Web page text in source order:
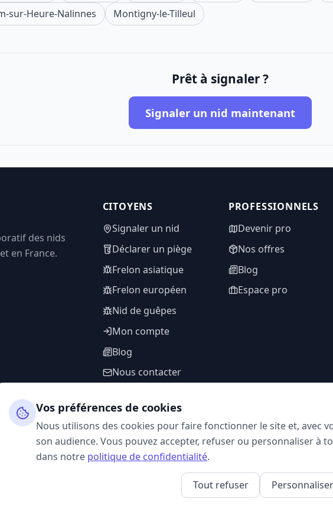
sur-Heure-Nalinnes
Montigny-le-Tilleul
Prêt à signaler ?
Signaler un nid maintenant
des nids
en France.
CITOYENS
Signaler un nid
Déclarer un piège
Frelon asiatique
Frelon européen
Nid de guêpes
Mon compte
Blog
Nous contacter
PROFESSIONNELS
Devenir pro
Nos offres
Blog
Espace pro
SUIVEZ-NOUS
Vos préférences de cookies
Nous utilisons des cookies pour faire fonctionner le site et, avec
son audience. Vous pouvez accepter, refuser ou personnaliser à
dans notre politique de confidentialité.
Tout refuser Personnaliser